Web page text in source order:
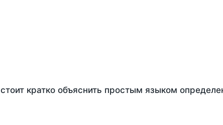
кратко объяснить простым языком